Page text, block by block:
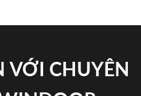
VỚI CHUYÊN